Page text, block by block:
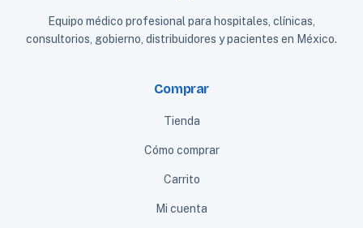
Equipo médico profesional para hospitales, clínicas,
consultorios, gobierno, distribuidores y pacientes en México.
Comprar
Tienda
Cómo comprar
Carrito
Mi cuenta